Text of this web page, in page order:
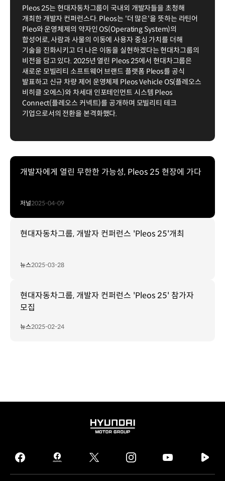
Pleos 25는 현대자동차그룹이 국내외 개발자들을 초청해
개최한 개발자 컨퍼런스다. Pleos는 '더 많은'을 뜻하는 라틴어
Pleo와 운영체제의 약자인 OS(Operating System)의
합성어로, 사람과 사물의 이동에 사용자 중심 가치를 더해
기술을 진화시키고 더 나은 이동을 실현하겠다는 현대차그룹의
비전을 담고 있다. 2025년 열린 Pleos 25에서 현대차그룹은
새로운 모빌리티 소프트웨어 브랜드 플랫폼 Pleos를 공식
발표하고 신규 차량 제어 운영체제 Pleos Vehicle OS(플레오스
비히클 오에스)와 차세대 인포테인먼트 시스템 Pleos
Connect(플레오스 커넥트)를 공개하며 모빌리티 테크
기업으로서의 전환을 본격화했다.
개발자에게 열린 무한한 가능성, Pleos 25 현장에 가다
저널2025-04-09
현대자동차그룹, 개발자 컨퍼런스 'Pleos 25'개최
뉴스2025-03-28
현대자동차그룹, 개발자 컨퍼런스 'Pleos 25' 참가자
모집
뉴스2025-02-24
HYUNDAI
GROUP
facebook
hmg
journal
twitter instagram
tv